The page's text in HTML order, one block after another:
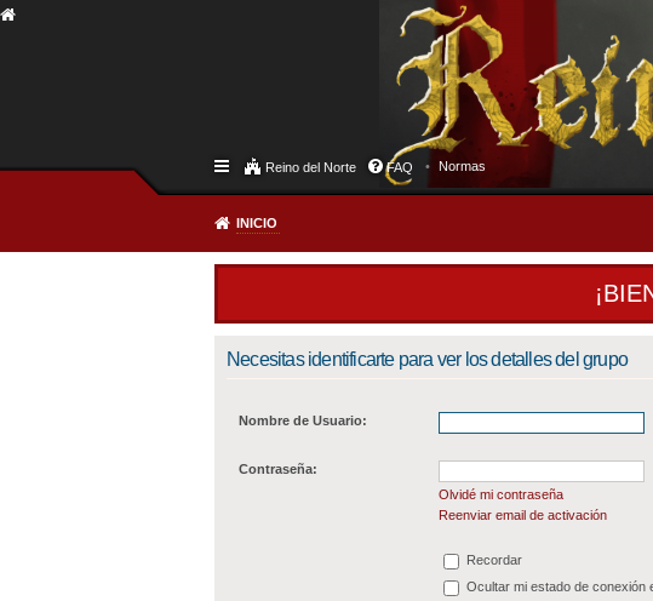
Reino del Norte FAQ Normas
INICIO
Necesitas identificarte para ver los detalles del grupo
Nombre de Usuario:
Contraseña:
Olvidé mi contraseña
Reenviar email de activación
Recordar
Ocultar mi estado de conexión